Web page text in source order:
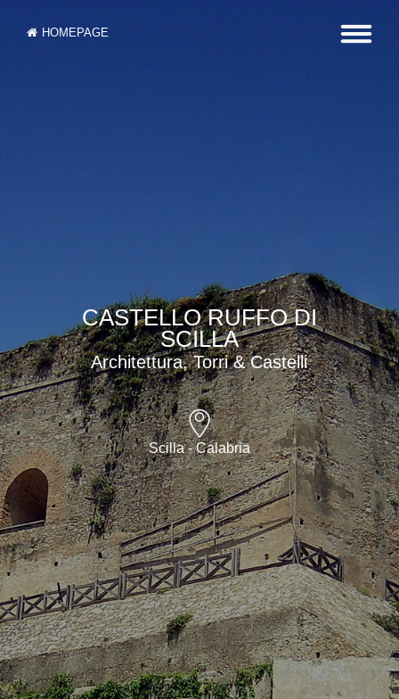
HOMEPAGE
CASTELLO RUFFO DI
SCILLA
Architettura, Torri & Castelli
Scilla - Calabria